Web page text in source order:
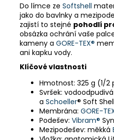
Do límce ze Softshell
jako do bavlnky a
zajistí to stejné pohodlí
obsázka ochrání vaše
kameny a GORE-TEX®
ani kapku vody.
Klíčové vlastnosti
Hmotnost: 325 g (1/2
Svršek:
a Schoeller® Soft Shell
Membrána: GORE-
Podešev: Vibram®
Mezipodešev: měkká